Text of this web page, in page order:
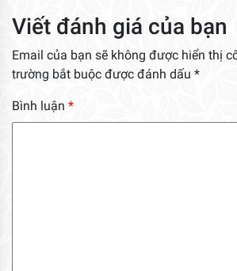
Viết đánh giá của bạn
Email của bạn sẽ không được hiển thị
trường bắt buộc được đánh dấu *
Bình luận *